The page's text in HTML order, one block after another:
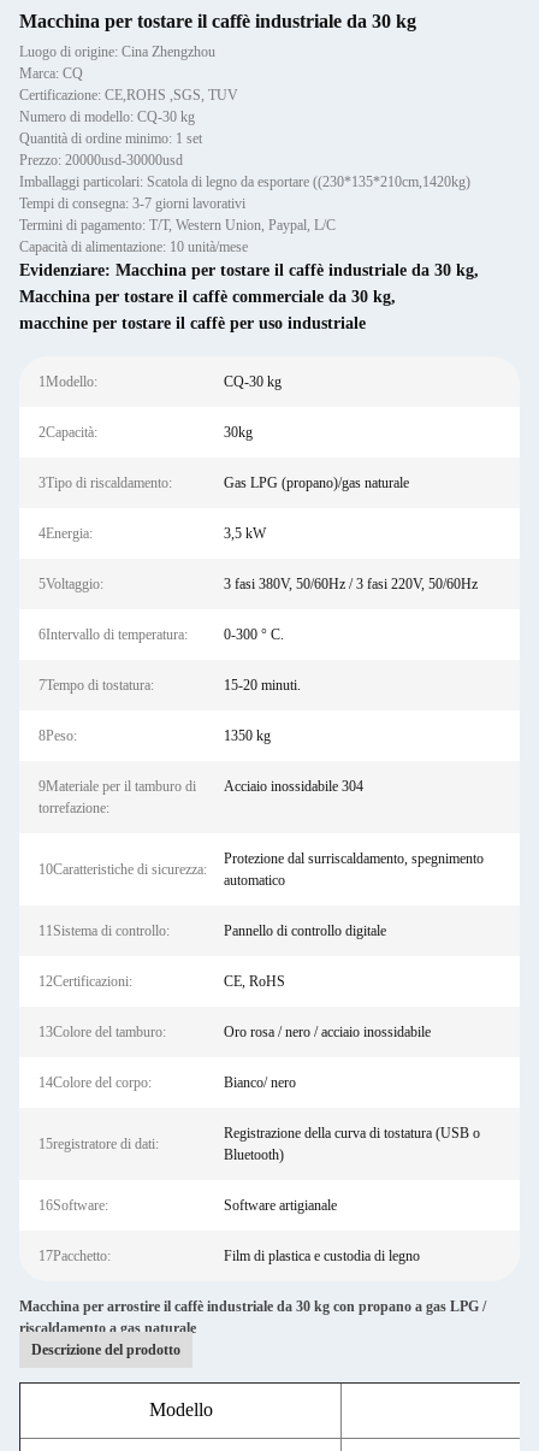
Macchina per tostare il caffè industriale da 30 kg
Luogo di origine: Cina Zhengzhou
Marca: CQ
Certificazione: CE,ROHS ,SGS, TUV
Numero di modello: CQ-30 kg
Quantità di ordine minimo: 1 set
Prezzo: 20000usd-30000usd
Imballaggi particolari: Scatola di legno da esportare ((230*135*210cm,1420kg)
Tempi di consegna: 3-7 giorni lavorativi
Termini di pagamento: T/T, Western Union, Paypal, L/C
Capacità di alimentazione: 10 unità/mese
Evidenziare: Macchina per tostare il caffè industriale da 30 kg,
Macchina per tostare il caffè commerciale da 30 kg,
macchine per tostare il caffè per uso industriale
1Modello: CQ-30 kg
2Capacità: 30kg
3Tipo di riscaldamento: Gas LPG (propano)/gas naturale
4Energia: 3,5 kW
5Voltaggio: 3 fasi 380V, 50/60Hz / 3 fasi 220V, 50/60Hz
6Intervallo di temperatura: 0-300 ° C.
7Tempo di tostatura: 15-20 minuti.
8Peso: 1350 kg
9Materiale per il tamburo di
torrefazione:
Acciaio inossidabile 304
10Caratteristiche di sicurezza:
Protezione dal surriscaldamento, spegnimento
automatico
11Sistema di controllo: Pannello di controllo digitale
12Certificazioni: CE, RoHS
13Colore del tamburo: Oro rosa / nero / acciaio inossidabile
14Colore del corpo: Bianco/ nero
15registratore di dati:
Registrazione della curva di tostatura (USB o
Bluetooth)
16Software: Software artigianale
17Pacchetto: Film di plastica e custodia di legno
Macchina per arrostire il caffè industriale da 30 kg con propano a gas LPG /
riscaldamento a gas naturale
Descrizione del prodotto
Modello